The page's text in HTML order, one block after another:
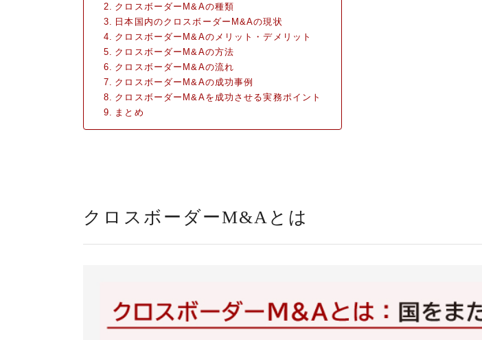
クロスボーダーM&Aの種類
日本国内のクロスボーダーM&Aの現状
クロスボーダーM&Aのメリット・デメリット
クロスボーダーM&Aの方法
クロスボーダーM&Aの流れ
クロスボーダーM&Aの成功事例
クロスボーダーM&Aを成功させる実務ポイント
まとめ
クロスボーダーM&Aとは